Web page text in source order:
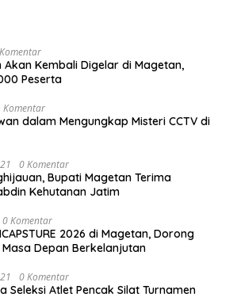
Akan Kembali Digelar di Magetan,
Peserta
Komentar
dalam Mengungkap Misteri CCTV di
0 Komentar
Bupati Magetan Terima
Kehutanan Jatim
0 Komentar
2026 di Magetan, Dorong
Depan Berkelanjutan
0 Komentar
Seleksi Atlet Pencak Silat Turnamen